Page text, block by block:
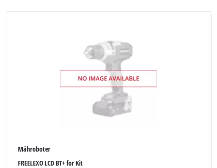
Mähroboter
FREELEXO LCD BT+ for Kit